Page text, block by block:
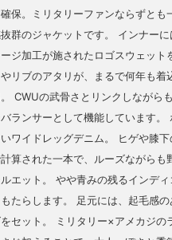
保。ミリタリーファンならずとも
群のジャケットです。 インナー
ジ加工が施されたロゴスウェット
リブのアタリが、まるで何年も着
CWUの武骨さとリンクしながら
ランサーとして機能しています。
ワイドレッグデニム。 ヒゲや膝
算された一本で、ルーズながらも
エット。 やや青みの残るインデ
たらします。 足元には、起毛感
セット。 ミリタリー×アメカジの